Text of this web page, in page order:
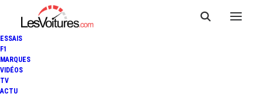
ESSAIS
F1
MARQUES
VIDÉOS
TV
ACTU